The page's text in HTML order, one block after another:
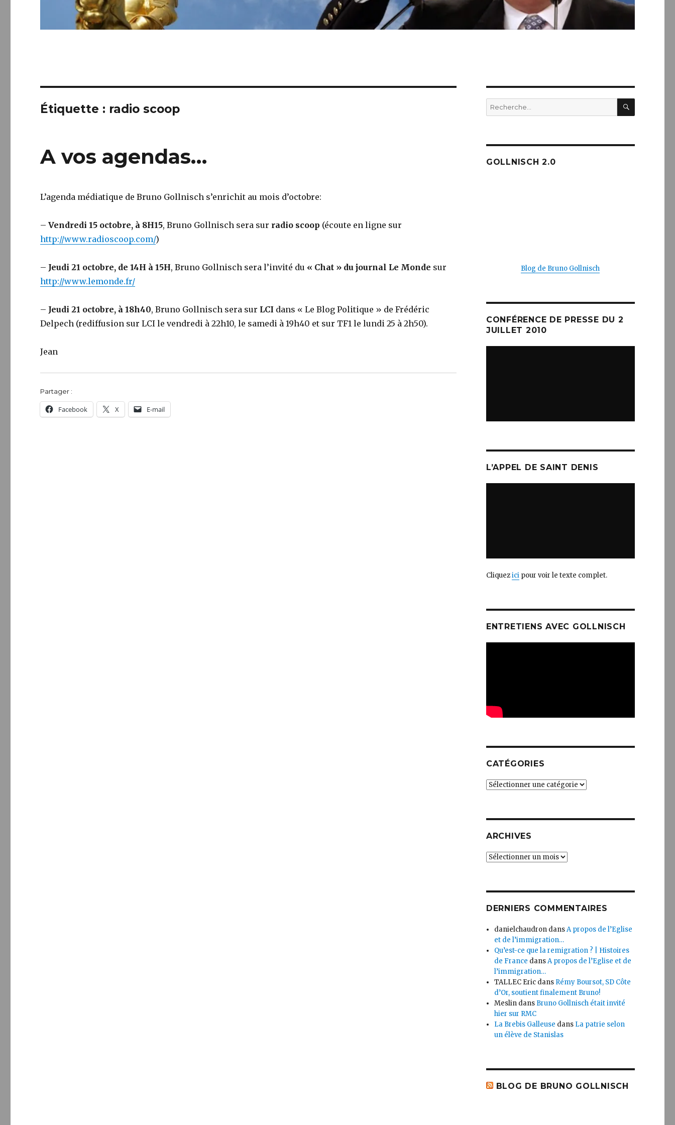
Étiquette : radio scoop
A vos agendas…
L’agenda médiatique de Bruno Gollnisch s’enrichit au mois d’octobre:
–Vendredi 15 octobre, à 8H15, Bruno Gollnisch sera sur radio scoop (écoute en ligne sur
http://www.radioscoop.com/)
– Jeudi 21 octobre, de 14H à 15H, Bruno Gollnisch sera l’invité du « Chat » du journal Le Monde sur
http://www.lemonde.fr/
– Jeudi 21 octobre, à 18h40, Bruno Gollnisch sera sur LCI dans « Le Blog Politique » de Frédéric
Delpech (rediffusion sur LCI le vendredi à 22h10, le samedi à 19h40 et sur TF1 le lundi 25 à 2h50).
Jean
Partager :
Facebook X E-mail
Recherche
pour :
GOLLNISCH 2.0
Blog de Bruno Gollnisch
CONFÉRENCE DE PRESSE DU 2
JUILLET 2010
L’APPEL DE SAINT DENIS
Cliquezicipour voir le texte complet.
ENTRETIENS AVEC GOLLNISCH
CATÉGORIES
Catégories
ARCHIVES
Archives
DERNIERS COMMENTAIRES
danielchaudron dansA propos de l’Eglise
et de l’immigration…
Qu’est-ce que la remigration ? | Histoires
de France dansA propos de l’Eglise et de
l’immigration…
TALLEC Eric dans Rémy Boursot, SD Côte
d’Or, soutient finalement Bruno!
Meslin dans Bruno Gollnisch était invité
hier sur RMC
La Brebis Galleuse dans La patrie selon
un élève de Stanislas
BLOG DE BRUNO GOLLNISCH